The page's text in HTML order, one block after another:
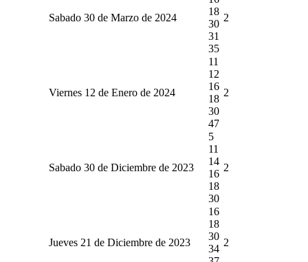
Sabado 30 de Marzo de 2024
18
30
31
35
2
Viernes 12 de Enero de 2024
11
12
16
18
30
47
2
Sabado 30 de Diciembre de 2023
5
11
14
16
18
30
2
Jueves 21 de Diciembre de 2023
16
18
30
34
2